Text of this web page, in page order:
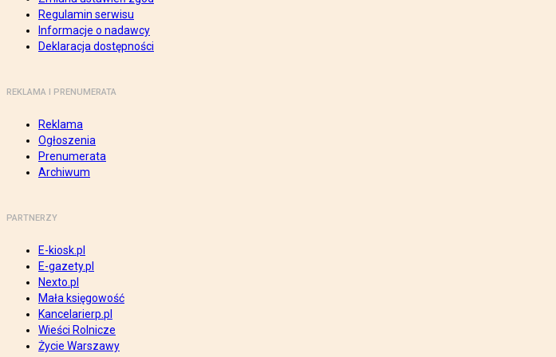
Regulamin serwisu
Informacje o nadawcy
Deklaracja dostępności
REKLAMA I PRENUMERATA
Reklama
Ogłoszenia
Prenumerata
Archiwum
PARTNERZY
E-kiosk.pl
E-gazety.pl
Nexto.pl
Mała księgowość
Kancelarierp.pl
Wieści Rolnicze
Życie Warszawy